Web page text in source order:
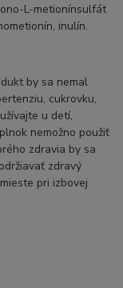
L-metionínsulfát
inulín.
by sa nemal
cukrovku,
u detí,
nemožno použiť
zdravia by sa
zdravý
pri izbovej